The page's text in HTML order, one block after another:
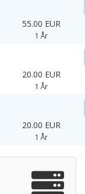
55.00 EUR
1 År
20.00 EUR
1 År
20.00 EUR
1 År